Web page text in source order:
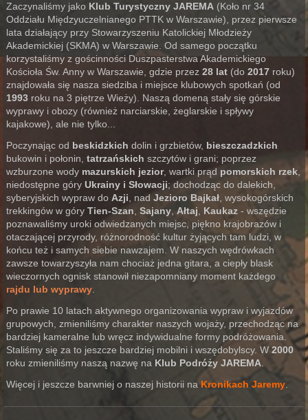
Zaczynaliśmy jako Klub Turystyczny JAREMA (Koło nr 34
Oddziału Międzyuczelnianego PTTK w Warszawie), przez pierwsze
lata działający przy Stowarzyszeniu Katolickiej Młodzieży
Akademickiej (SKMA) w Warszawie. Od samego początku
korzystaliśmy z gościnności Duszpasterstwa Akademickiego
Kościoła Św. Anny w Warszawie, gdzie przez28 lat (do2017 roku)
znajdowała się nasza siedziba i miejsce klubowych spotkań (od
1993 roku na 3 piętrze Wieży). Naszą domeną stały się górskie
wyprawy i obozy (również narciarskie, żeglarskie i spływy
kajakowe), ale nie tylko...
Poczynając od beskidzkichdolin i grzbietów, bieszczadzkich
bukowin i połonin,tatrzańskich szczytów i grani; poprzez
wzburzone wody mazurskich jezior, wartki prąd pomorskich rzek,
niedostępne góryUkrainy i Słowacji; dochodząc do dalekich,
syberyjskich wypraw doAzji, nadJezioro Bajkał, wysokogórskich
trekkingów w góryTien-Szan,Sajany,Ałtaj, Kaukaz- wszędzie
poznawaliśmy uroki odwiedzanych miejsc, piękno krajobrazów i
otaczającej przyrody, różnorodność kultur żyjących tam ludzi, w
końcu też i samych siebie nawzajem. W naszych wędrówkach
zawsze towarzyszyła nam chociaż jedna gitara, a ciepły blask
wieczornych ognisk stanowił niezapomniany moment każdego
rajdu lub wyprawy.
Po prawie 10 latach aktywnego organizowania wypraw i wyjazdów
grupowych, zmieniliśmy charakter naszych wojaży, przechodząc na
bardziej kameralne lub wręcz indywidualne formy podróżowania.
Staliśmy się za to jeszcze bardziej mobilni i wszędobylscy. W2000
roku zmieniliśmy naszą nazwę na Klub Podróży JAREMA.
Więcej i jeszcze barwniej o naszej historii naKronikach Jaremy.